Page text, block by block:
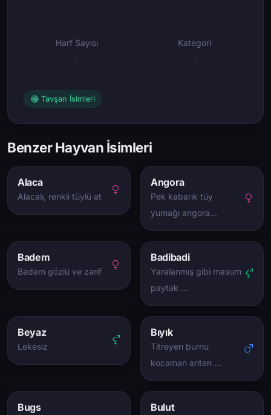
Harf Sayısı Kategori
Tavşan İsimleri
Benzer Hayvan İsimleri
Alaca
Alacalı, renkli tüylü at
Angora
Pek kabarık tüy
yumağı angora…
Badem
Badem gözlü ve zarif
Badibadi
Yaralanmış gibi masum
paytak …
Beyaz
Lekesiz
Bıyık
Titreyen burnu
kocaman anten …
Bugs Bulut